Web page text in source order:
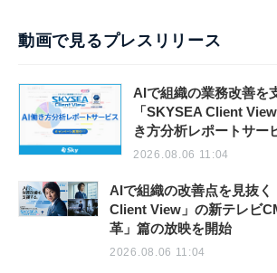
動画で見るプレスリリース
AIで組織の業務改善を
「SKYSEA Client
き方分析レポートサー
2026.08.06 11:04
AIで組織の改善点を見抜
Client View」の新テレビ
革」篇の放映を開始
2026.08.06 11:04